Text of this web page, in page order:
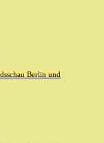
Berlin und